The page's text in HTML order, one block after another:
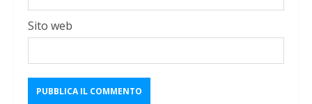
Sito web